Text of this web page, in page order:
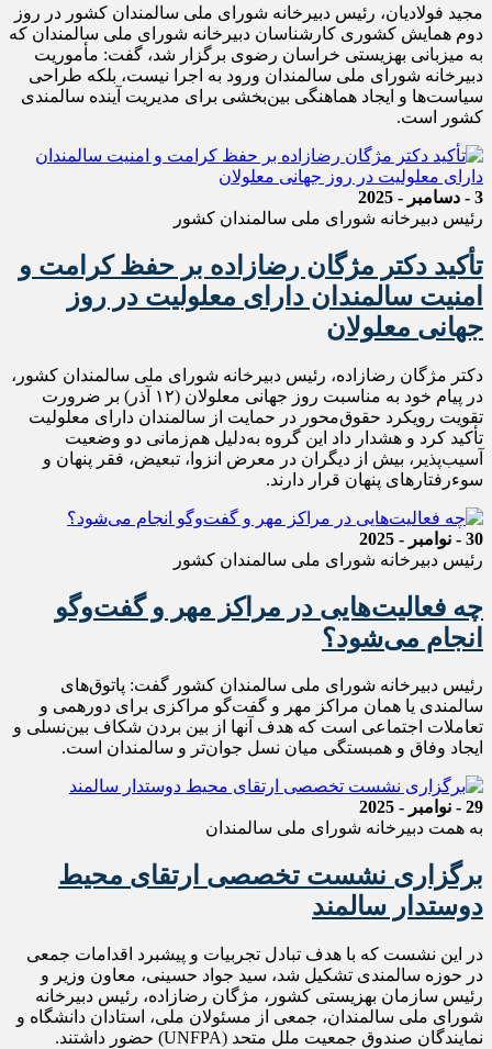
مجید فولادیان، رئیس دبیرخانه شورای ملی سالمندان کشور در روز
دوم همایش کشوری کارشناسان دبیرخانه شورای ملی سالمندان که
به میزبانی بهزیستی خراسان رضوی برگزار شد، گفت: مأموریت
دبیرخانه شورای ملی سالمندان ورود به اجرا نیست، بلکه طراحی
سیاست‌ها و ایجاد هماهنگی بین‌بخشی برای مدیریت آینده سالمندی
کشور است.
3 - دسامبر - 2025
رئیس دبیرخانه شورای ملی سالمندان کشور
تأکید دکتر مژگان رضازاده بر حفظ کرامت و
امنیت سالمندان دارای معلولیت در روز
جهانی معلولان
دکتر مژگان رضازاده، رئیس دبیرخانه شورای ملی سالمندان کشور،
در پیام خود به مناسبت روز جهانی معلولان (۱۲ آذر) بر ضرورت
تقویت رویکرد حقوق‌محور در حمایت از سالمندان دارای معلولیت
تأکید کرد و هشدار داد این گروه به‌دلیل هم‌زمانی دو وضعیت
آسیب‌پذیر، بیش از دیگران در معرض انزوا، تبعیض، فقر پنهان و
سوء‌رفتارهای پنهان قرار دارند.
30 - نوامبر - 2025
رئیس دبیرخانه شورای ملی سالمندان کشور
چه فعالیت‌هایی در مراکز مهر و گفت‌وگو
انجام می‌شود؟
رئیس دبیرخانه شورای ملی سالمندان کشور گفت: پاتوق‌های
سالمندی یا همان مراکز مهر و گفت‌گو مراکزی برای دورهمی و
تعاملات اجتماعی است که هدف آنها از بین بردن شکاف بین‌نسلی و
ایجاد وفاق و همبستگی میان نسل جوان‌تر و سالمندان است.
29 - نوامبر - 2025
به همت دبیرخانه شورای ملی سالمندان
برگزاری نشست تخصصی ارتقای محیط
دوستدار سالمند
در این نشست که با هدف تبادل تجربیات و پیشبرد اقدامات جمعی
در حوزه سالمندی تشکیل شد، سید جواد حسینی، معاون وزیر و
رئیس سازمان بهزیستی کشور، مژگان رضازاده، رئیس دبیرخانه
شورای ملی سالمندان، جمعی از مسئولان ملی، استادان دانشگاه و
نمایندگان صندوق جمعیت ملل متحد (UNFPA) حضور داشتند.